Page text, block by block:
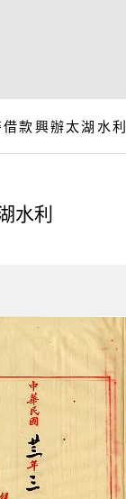
款興辦太湖水利
水利